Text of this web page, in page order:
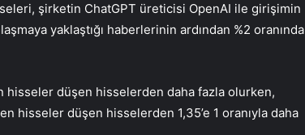
şirketin ChatGPT üreticisi OpenAI ile girişimin
yaklaştığı haberlerinin ardından %2 oranında
hisseler düşen hisselerden daha fazla olurken,
hisseler düşen hisselerden 1,35’e 1 oranıyla daha